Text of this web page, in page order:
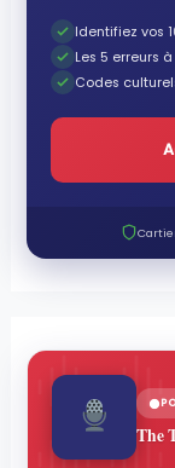
Identifiez vos
Les 5 erreurs
Codes
The